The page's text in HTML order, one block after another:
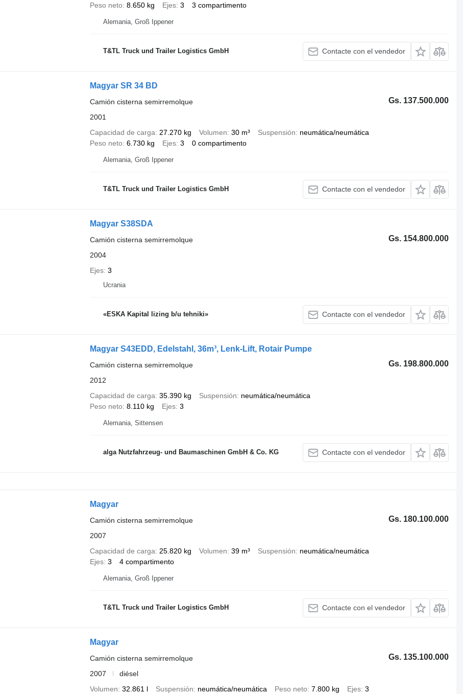
Peso neto 8.650 kg Ejes 3 3 compartimento
Alemania, Groß Ippener
T&TL Truck und Trailer Logistics GmbH Contacte con el vendedor
Magyar SR 34 BD
Gs. 137.500.000
Camión cisterna semirremolque
2001
Capacidad de carga
27.270 kg Volumen 30 m³ Suspensión
neumática/neumática
Peso neto 6.730 kg Ejes 3 0 compartimento
Alemania, Groß Ippener
T&TL Truck und Trailer Logistics GmbH Contacte con el vendedor
Magyar S38SDA
Gs. 154.800.000
Camión cisterna semirremolque
2004
Ejes 3
Ucrania
«ESKA Kapital lizing b/u tehniki» Contacte con el vendedor
Magyar S43EDD, Edelstahl, 36m³, Lenk-Lift, Rotair Pumpe
Gs. 198.800.000
Camión cisterna semirremolque
2012
Capacidad de carga 35.390 kg Suspensión
neumática/neumática
Peso neto 8.110 kg Ejes 3
Alemania, Sittensen
alga Nutzfahrzeug- und Baumaschinen GmbH & Co. KG Contacte con el vendedor
Magyar
Gs. 180.100.000
Camión cisterna semirremolque
2007
Capacidad de carga
25.820 kg Volumen 39 m³ Suspensión
neumática/neumática
Ejes 3 4 compartimento
Alemania, Groß Ippener
T&TL Truck und Trailer Logistics GmbH Contacte con el vendedor
Magyar
Gs. 135.100.000
Camión cisterna semirremolque
2007
diésel
Volumen 32.861 l Suspensión neumática/neumática Peso neto 7.800 kg Ejes 3